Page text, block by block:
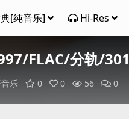
[纯音乐] Hi-Res
FLAC/分轨/
乐 0 0 56 0